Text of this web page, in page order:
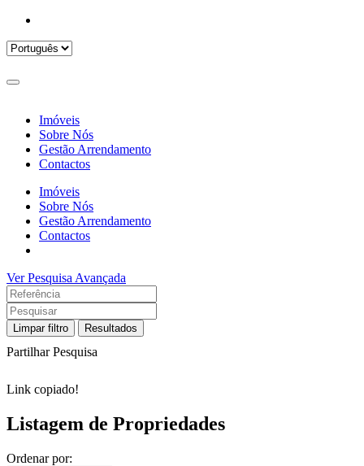
Imóveis
Sobre Nós
Gestão Arrendamento
Contactos
Imóveis
Sobre Nós
Gestão Arrendamento
Contactos
Ver Pesquisa Avançada
Limpar filtro Resultados
Partilhar Pesquisa
Link copiado!
Listagem de Propriedades
Ordenar por: